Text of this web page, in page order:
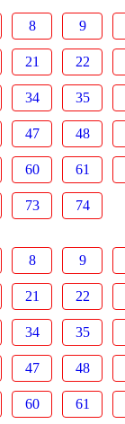
8 9
21 22
34 35
47 48
60 61
73 74
8 9
21 22
34 35
47 48
60 61